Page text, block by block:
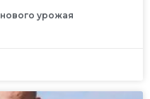
урожая